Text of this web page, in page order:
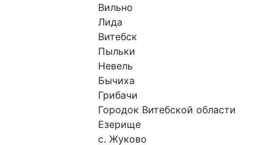
Вильно
Лида
Витебск
Пыльки
Невель
Бычиха
Грибачи
Городок Витебской области
Езерище
с. Жуково